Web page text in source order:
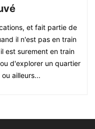
et fait partie de
il n'est pas en train
est surement en train
d'explorer un quartier
ailleurs...